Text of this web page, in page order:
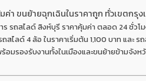
ค่า ขนย้ายฉุกเฉินในราคาถูก ทั่วเขตก
ร รถสไลด์ สิงห์บุรี ราคาคุ้มค่า ตลอด 24
สไลด์ 4 ล้อ ในราคาเริ่มต้น 1,100 บาท และ ร
อมรองรับงานทั้งในเมืองและขนย้ายข้ามจั